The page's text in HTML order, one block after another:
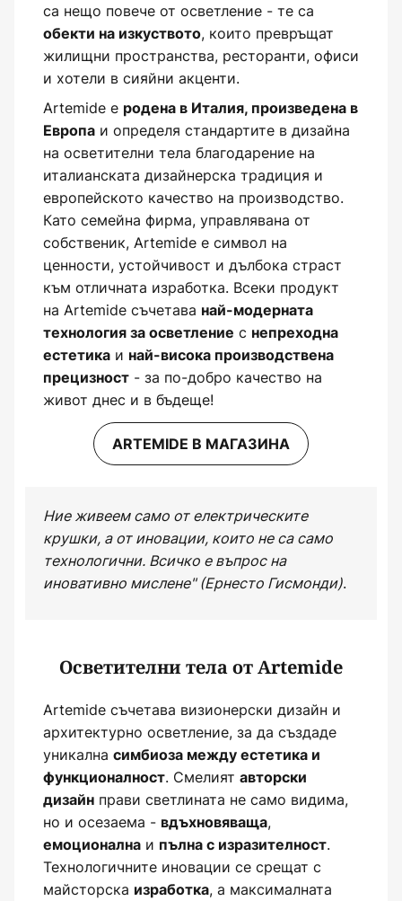
са нещо повече от осветление - те са
обекти на изкуството, които превръщат
жилищни пространства, ресторанти, офиси
и хотели в сияйни акценти.
Artemide е родена в Италия, произведена в
Европаи определя стандартите в дизайна
на осветителни тела благодарение на
италианската дизайнерска традиция и
европейското качество на производство.
Като семейна фирма, управлявана от
собственик, Artemide е символ на
ценности, устойчивост и дълбока страст
към отличната изработка. Всеки продукт
на Artemide съчетава най-модерната
технология за осветление с непреходна
естетикаи най-висока производствена
прецизност- за по-добро качество на
живот днес и в бъдеще!
ARTEMIDE В МАГАЗИНА
Ние живеем само от електрическите
крушки, а от иновации, които не са само
технологични. Всичко е въпрос на
иновативно мислене" (Ернесто Гисмонди).
Осветителни тела от Artemide
Artemide съчетава визионерски дизайн и
архитектурно осветление, за да създаде
уникална симбиоза между естетика и
функционалност. Смелият авторски
дизайнправи светлината не само видима,
но и осезаема - вдъхновяваща,
емоционалнаи пълна с изразителност.
Технологичните иновации се срещат с
майсторска изработка, а максималната